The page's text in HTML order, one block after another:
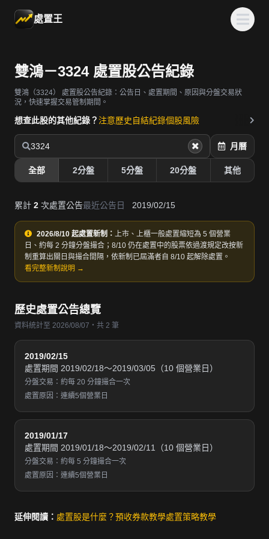
處置王
雙鴻－3324 處置股公告紀錄
雙鴻（3324）
處置股公告紀錄：公告日、處置期間、原因與分盤交易狀
況，快速掌握交易管制期間。
想查此股的其他紀錄？ 注意歷史自結紀錄個股風險
3324 月曆
全部 2分盤 5分盤 20分盤 其他
累計 2 次處置公告最近公告日 2019/02/15
2026/8/10 起處置新制： 上市、上櫃一般處置縮短為 5 個營業
日、約每 2 分鐘分盤撮合；8/10 仍在處置中的股票依過渡規定改按新
制重算出關日與撮合間隔，依新制已屆滿者自 8/10 起解除處置。
看完整新制說明 →
歷史處置公告總覽
資料統計至 2026/08/07・共 2 筆
2019/02/15
處置期間 2019/02/18～2019/03/05（10 個營業日）
分盤交易：約每 20 分鐘撮合一次
處置原因：連續5個營業日
2019/01/17
處置期間 2019/01/18～2019/02/11（10 個營業日）
分盤交易：約每 5 分鐘撮合一次
處置原因：連續5個營業日
延伸閱讀： 處置股是什麼？預收券款教學處置策略教學